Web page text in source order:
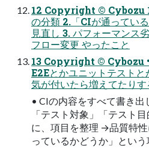
12 Copyright © Cybozu
の分類 2.「CIが通ってい
見直し 3. パフォーマンス
フロー変更 やったこと
13 Copyright © Cybozu •
E2Eとかユニットテストと
気が付いたら増えてたりす
• CIの内容をすべて書き出
「テスト対象」「テスト
に、項目を整理 →品質特
っているかどうか」とい